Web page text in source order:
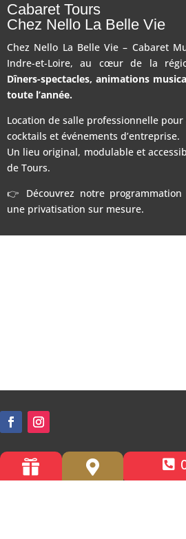
Cabaret Tours
Chez Nello La Belle Vie
Chez Nello La Belle Vie – Cabaret
Indre-et-Loire, au cœur de la
Dîners-spectacles, animations
toute l’année.
Location de salle professionnelle
cocktails et événements d’entreprise.
Un lieu original, modulable et
de Tours.
👉 Découvrez notre
une privatisation sur mesure.
Accessibilité PMR
 